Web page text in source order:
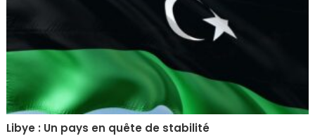
Libye : Un pays en quête de stabilité